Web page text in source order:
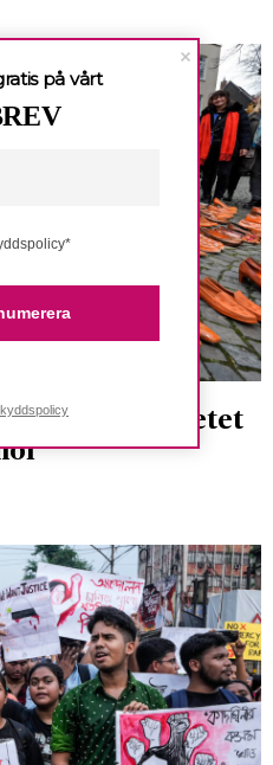
brister i arbetet
på vårt